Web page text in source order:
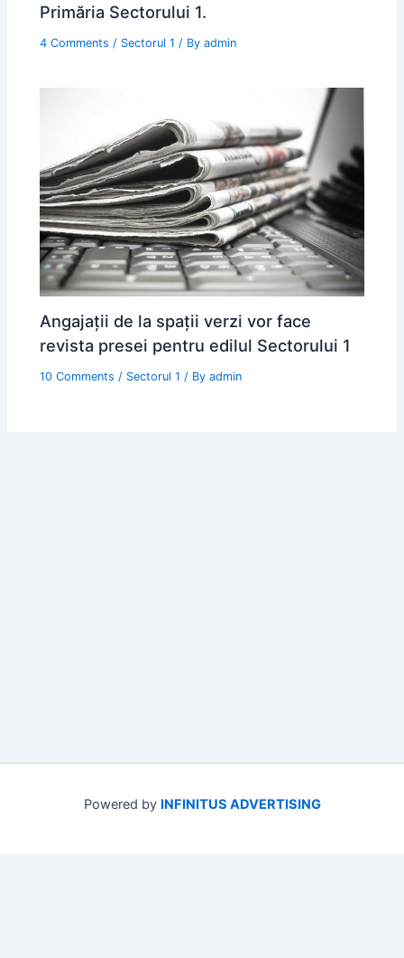
Primăria Sectorului 1.
4 Comments / Sectorul 1 / Byadmin
Angajații de la spații verzi vor face
revista presei pentru edilul Sectorului 1
10 Comments / Sectorul 1 / Byadmin
Powered by INFINITUS ADVERTISING